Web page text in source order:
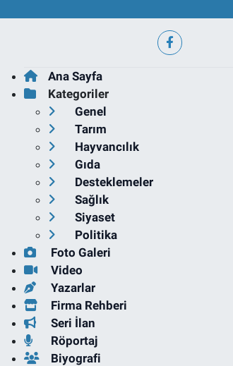
Ana Sayfa
Kategoriler
Genel
Tarım
Hayvancılık
Gıda
Desteklemeler
Sağlık
Siyaset
Politika
Foto Galeri
Video
Yazarlar
Firma Rehberi
Seri İlan
Röportaj
Biyografi